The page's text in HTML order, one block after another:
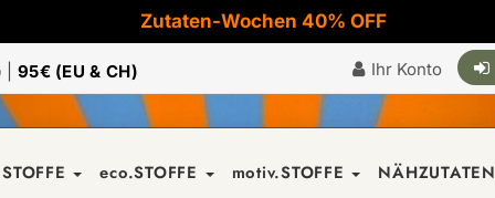
Zutaten-Wochen 40% OFF
95€ (EU & CH) Ihr Konto
eco.STOFFE motiv.STOFFE NÄHZUTATEN